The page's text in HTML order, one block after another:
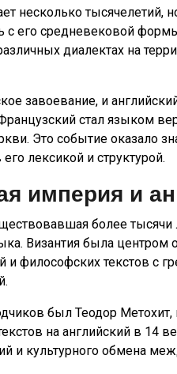
несколько тысячелетий,
его средневековой
диалектах на
завоевание, и
стал языком
Это событие оказало
лексикой и структурой.
империя и
более
Византия была центром
философских текстов с
был Теодор Метохит,
на английский в 14
и культурного обмена